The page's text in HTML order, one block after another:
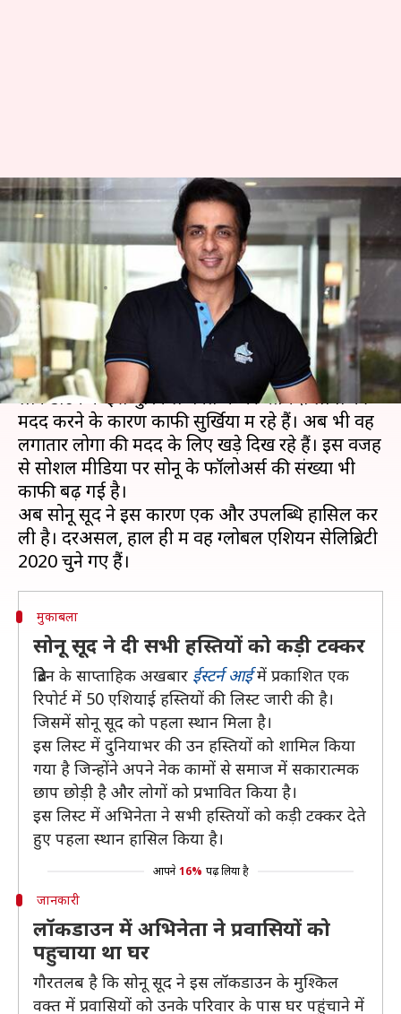
सोनू सूद बने ग्लोबल एशियन सेलिब्रिटी
2020, कई भारतीय हस्तियों ने बनाई
लिस्ट में जगह
लेखन भावना साहनी Dec 10, 2020 06:05 pm
क्या है खबर?
बॉलीवुड अभिनेता सोनू सूद कोरोना वायरस और
लॉकडाउन के इस मुश्किल वक्त में जरूरतमंदों लोगों की
मदद करने के कारण काफी सुर्खियों में रहे हैं। अब भी वह
लगातार लोगों की मदद के लिए खड़े दिख रहे हैं। इस वजह
से सोशल मीडिया पर सोनू के फॉलोअर्स की संख्या भी
काफी बढ़ गई है।
अब सोनू सूद ने इस कारण एक और उपलब्धि हासिल कर
ली है। दरअसल, हाल ही में वह ग्लोबल एशियन सेलिब्रिटी
मुकाबला
सोनू सूद ने दी सभी हस्तियों को कड़ी टक्कर
ब्रिटेन के साप्ताहिक अखबार ईस्टर्न आईमें प्रकाशित एक
रिपोर्ट में 50 एशियाई हस्तियों की लिस्ट जारी की है।
जिसमें सोनू सूद को पहला स्थान मिला है।
इस लिस्ट में दुनियाभर की उन हस्तियों को शामिल किया
गया है जिन्होंने अपने नेक कामों से समाज में सकारात्मक
छाप छोड़ी है और लोगों को प्रभावित किया है।
इस लिस्ट में अभिनेता ने सभी हस्तियों को कड़ी टक्कर देते
हुए पहला स्थान हासिल किया है।
आपने 16% पढ़ लिया है
जानकारी
लॉकडाउन में अभिनेता ने प्रवासियों को
पहुचाया था घर
गौरतलब है कि सोनू सूद ने इस लॉकडाउन के मुश्किल
वक्त में प्रवासियों को उनके परिवार के पास घर पहुंचाने में